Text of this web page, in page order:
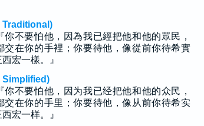
Traditional)
你不要怕他，因為我已經把他和他的眾民，
交在你的手裡；你要待他，像從前你待希實
宏一樣。』
Simplified)
你不要怕他，因为我已经把他和他的众民，
交在你的手里；你要待他，像从前你待希实
宏一样。』